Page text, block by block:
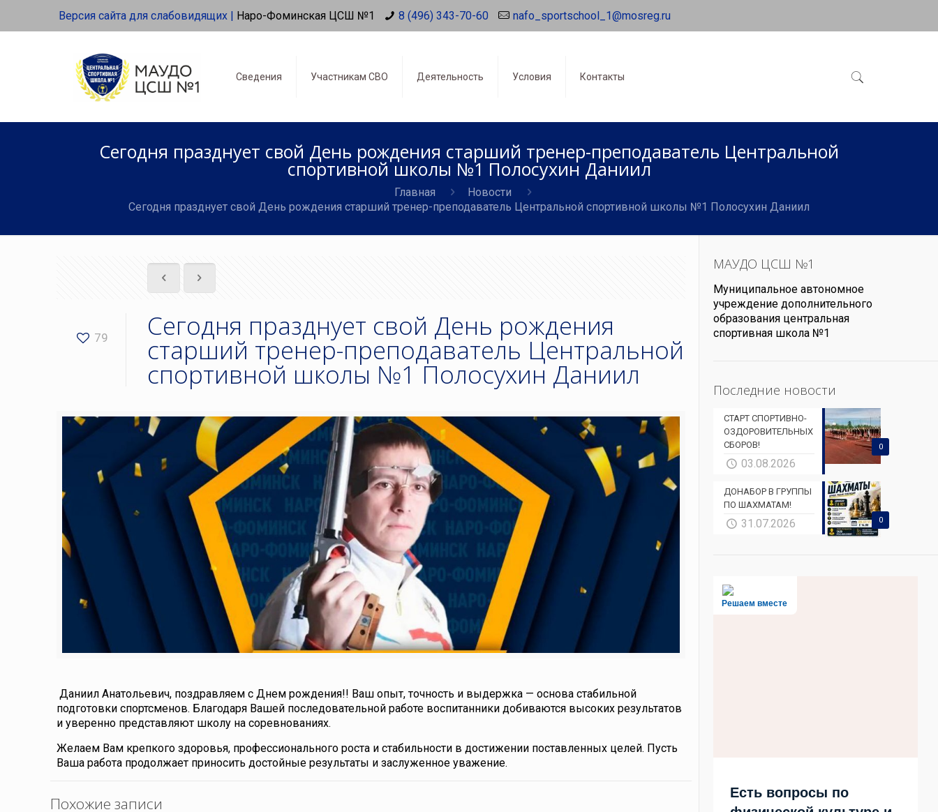
Версия сайта для слабовидящих | Наро-Фоминская ЦСШ №1 8 (496) 343-70-60 nafo_sportschool_1@mosreg.ru
Сведения Участникам СВО Деятельность Условия Контакты
Сегодня празднует свой День рождения старший тренер-преподаватель Центральной
спортивной школы №1 Полосухин Даниил
Главная
Новости
Сегодня празднует свой День рождения старший тренер-преподаватель Центральной спортивной школы №1 Полосухин Даниил
79 Сегодня празднует свой День рождения
старший тренер-преподаватель Центральной
спортивной школы №1 Полосухин Даниил
Даниил Анатольевич, поздравляем с Днем рождения!! Ваш опыт, точность и выдержка — основа стабильной
подготовки спортсменов. Благодаря Вашей последовательной работе воспитанники добиваются высоких результатов
и уверенно представляют школу на соревнованиях.
Желаем Вам крепкого здоровья, профессионального роста и стабильности в достижении поставленных целей. Пусть
Ваша работа продолжает приносить достойные результаты и заслуженное уважение.
Похожие записи
МАУДО ЦСШ №1
Муниципальное автономное
учреждение дополнительного
образования центральная
спортивная школа №1
Последние новости
0
СТАРТ СПОРТИВНО-
ОЗДОРОВИТЕЛЬНЫХ
СБОРОВ!
03.08.2026
0
ДОНАБОР В ГРУППЫ
ПО ШАХМАТАМ!
31.07.2026
Решаем вместе
Есть вопросы по